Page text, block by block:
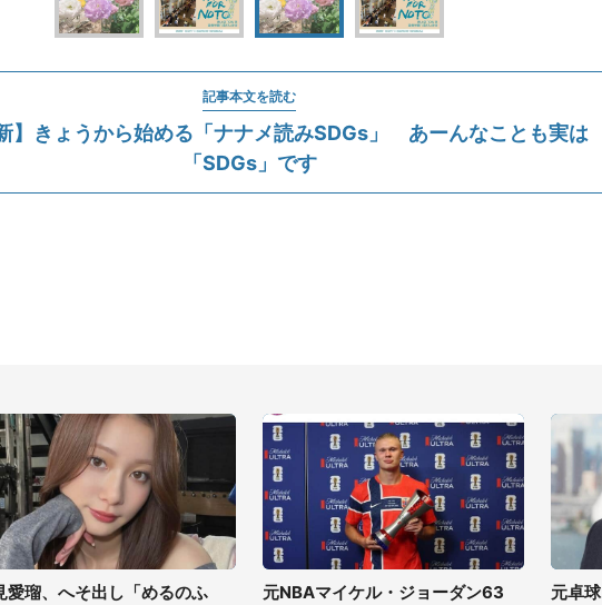
記事本文を読む
】きょうから始める「ナナメ読みSDGs」 あーんなことも実は
「SDGs」です
愛瑠、へそ出し「めるのふ
元NBAマイケル・ジョーダン63
元卓